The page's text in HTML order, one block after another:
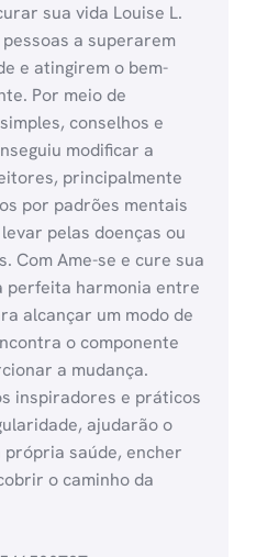
sua vida Louise L.
a superarem
e atingirem o bem-
Por meio de
conselhos e
modificar a
principalmente
por padrões mentais
pelas doenças ou
Com Ame-se e cure sua
perfeita harmonia entre
alcançar um modo de
o componente
a mudança.
inspiradores e práticos
ajudarão o
saúde, encher
o caminho da